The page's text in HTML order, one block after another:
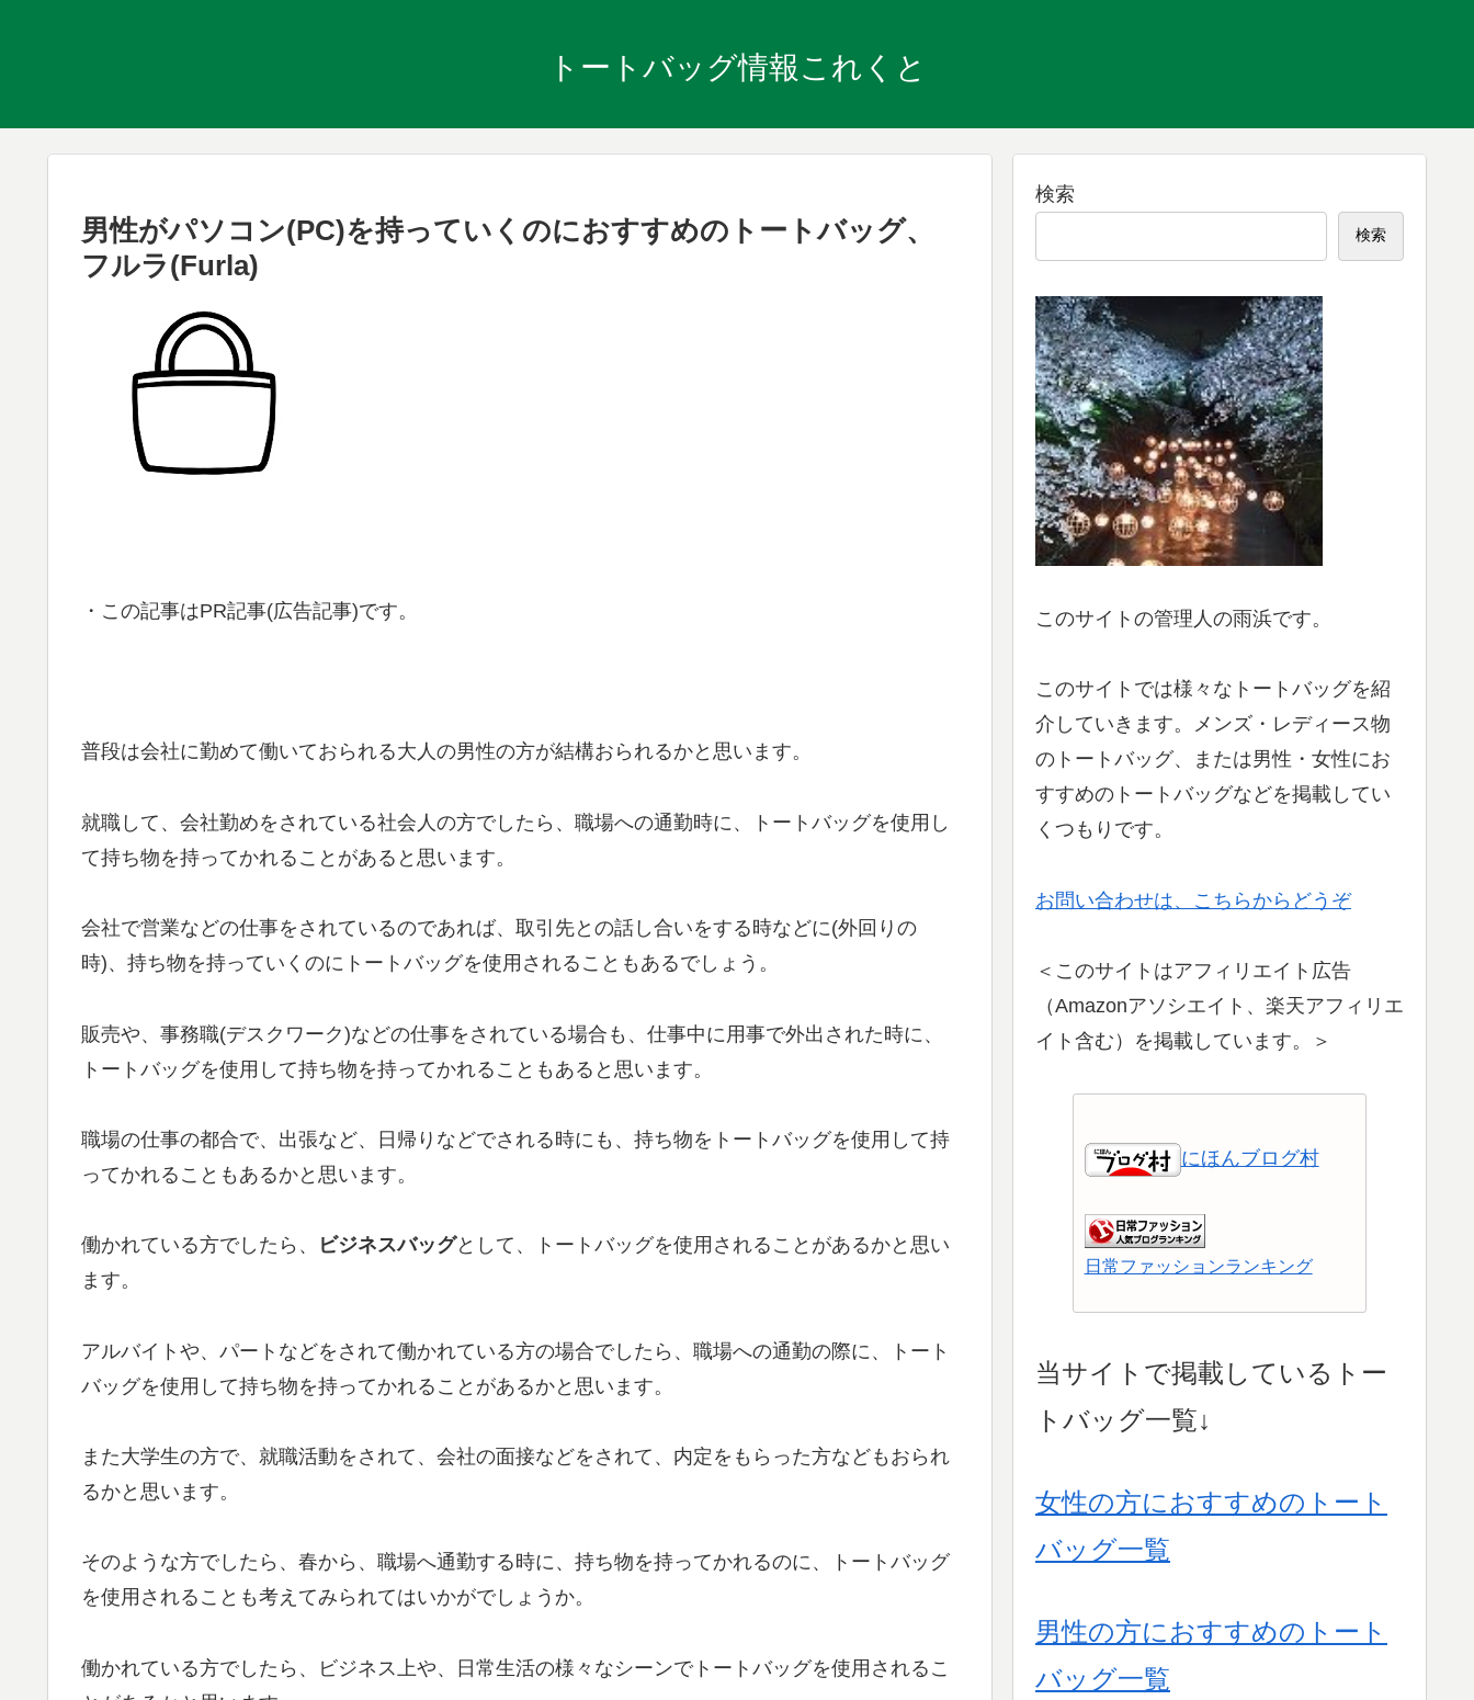
トートバッグ情報これくと
男性がパソコン(PC)を持っていくのにおすすめのトートバッグ、
フルラ(Furla)
・この記事はPR記事(広告記事)です。
普段は会社に勤めて働いておられる大人の男性の方が結構おられるかと思います。
就職して、会社勤めをされている社会人の方でしたら、職場への通勤時に、トートバッグを使用し
て持ち物を持ってかれることがあると思います。
会社で営業などの仕事をされているのであれば、取引先との話し合いをする時などに(外回りの
時)、持ち物を持っていくのにトートバッグを使用されることもあるでしょう。
販売や、事務職(デスクワーク)などの仕事をされている場合も、仕事中に用事で外出された時に、
トートバッグを使用して持ち物を持ってかれることもあると思います。
職場の仕事の都合で、出張など、日帰りなどでされる時にも、持ち物をトートバッグを使用して持
ってかれることもあるかと思います。
働かれている方でしたら、 ビジネスバッグとして、トートバッグを使用されることがあるかと思い
ます。
アルバイトや、パートなどをされて働かれている方の場合でしたら、職場への通勤の際に、トート
バッグを使用して持ち物を持ってかれることがあるかと思います。
また大学生の方で、就職活動をされて、会社の面接などをされて、内定をもらった方などもおられ
るかと思います。
そのような方でしたら、春から、職場へ通勤する時に、持ち物を持ってかれるのに、トートバッグ
を使用されることも考えてみられてはいかがでしょうか。
働かれている方でしたら、ビジネス上や、日常生活の様々なシーンでトートバッグを使用されるこ
検索
検索
このサイトの管理人の雨浜です。
このサイトでは様々なトートバッグを紹
介していきます。メンズ・レディース物
のトートバッグ、または男性・女性にお
すすめのトートバッグなどを掲載してい
くつもりです。
お問い合わせは、こちらからどうぞ
＜このサイトはアフィリエイト広告
（Amazonアソシエイト、楽天アフィリエ
イト含む）を掲載しています。＞
にほんブログ村
日常ファッションランキング
当サイトで掲載しているトー
トバッグ一覧↓
女性の方におすすめのトート
バッグ一覧
男性の方におすすめのトート
バッグ一覧